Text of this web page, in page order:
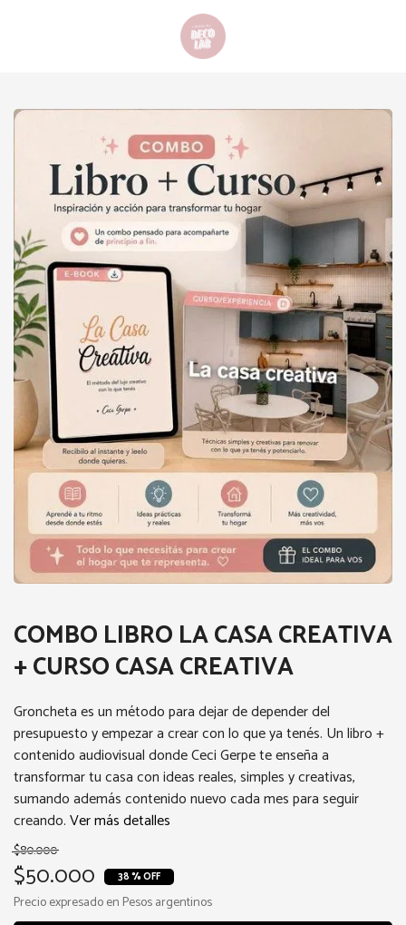
COMBO LIBRO LA CASA CREATIVA
+ CURSO CASA CREATIVA
Groncheta es un método para dejar de depender del
presupuesto y empezar a crear con lo que ya tenés. Un libro +
contenido audiovisual donde Ceci Gerpe te enseña a
transformar tu casa con ideas reales, simples y creativas,
sumando además contenido nuevo cada mes para seguir
creando.Ver más detalles
$80.000
$50.000 38 % OFF
Precio expresado en Pesos argentinos